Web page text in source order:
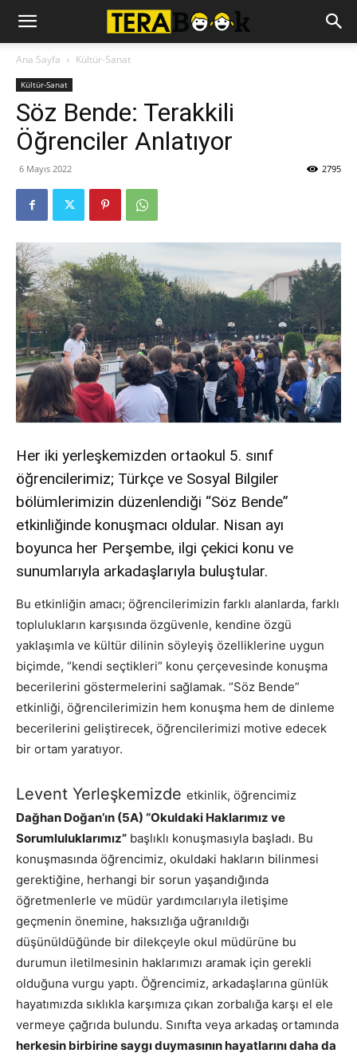
Ana Sayfa Kültür-Sanat
Kültür-Sanat
Söz Bende: Terakkili
Öğrenciler Anlatıyor
6 Mayıs 2022 2795
Her iki yerleşkemizden ortaokul 5. sınıf
öğrencilerimiz; Türkçe ve Sosyal Bilgiler
bölümlerimizin düzenlendiği “Söz Bende”
etkinliğinde konuşmacı oldular. Nisan ayı
boyunca her Perşembe, ilgi çekici konu ve
sunumlarıyla arkadaşlarıyla buluştular.
Bu etkinliğin amacı; öğrencilerimizin farklı alanlarda, farklı
toplulukların karşısında özgüvenle, kendine özgü
yaklaşımla ve kültür dilinin söyleyiş özelliklerine uygun
biçimde, “kendi seçtikleri” konu çerçevesinde konuşma
becerilerini göstermelerini sağlamak. “Söz Bende”
etkinliği, öğrencilerimizin hem konuşma hem de dinleme
becerilerini geliştirecek, öğrencilerimizi motive edecek
bir ortam yaratıyor.
Levent Yerleşkemizde etkinlik, öğrencimiz
Dağhan Doğan’ın (5A) “Okuldaki Haklarımız ve
Sorumluluklarımız” başlıklı konuşmasıyla başladı. Bu
konuşmasında öğrencimiz, okuldaki hakların bilinmesi
gerektiğine, herhangi bir sorun yaşandığında
öğretmenlerle ve müdür yardımcılarıyla iletişime
geçmenin önemine, haksızlığa uğranıldığı
düşünüldüğünde bir dilekçeyle okul müdürüne bu
durumun iletilmesinin haklarımızı aramak için gerekli
olduğuna vurgu yaptı. Öğrencimiz, arkadaşlarına günlük
hayatımızda sıklıkla karşımıza çıkan zorbalığa karşı el ele
vermeye çağrıda bulundu. Sınıfta veya arkadaş ortamında
herkesin birbirine saygı duymasının hayatlarını daha da